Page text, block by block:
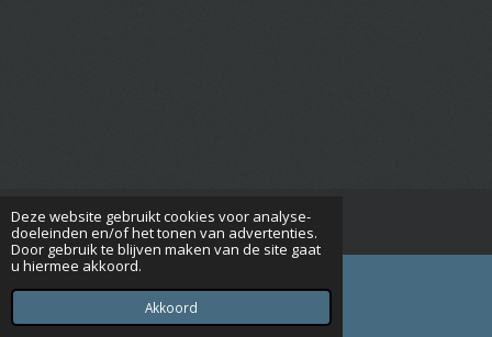
Deze website gebruikt cookies voor analyse-
doeleinden en/of het tonen van advertenties.
Door gebruik te blijven maken van de site gaat
u hiermee akkoord.
Akkoord
© 2015 - 2026 Seniorenverenigingrijsbergen.nl